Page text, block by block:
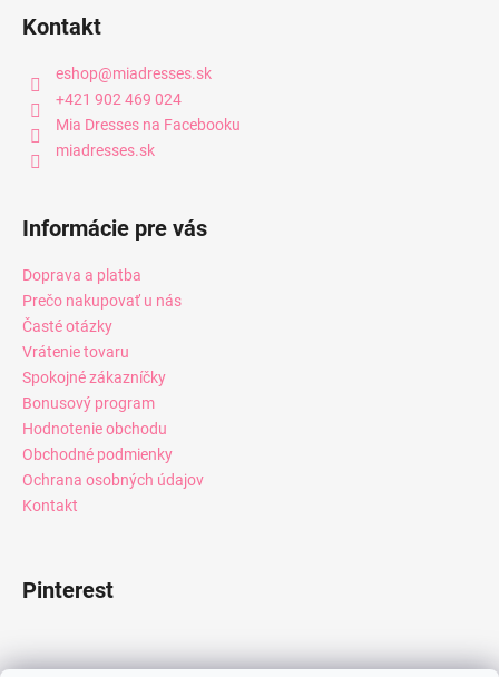
Kontakt
eshop@miadresses.sk
+421 902 469 024
Mia Dresses na Facebooku
miadresses.sk
Informácie pre vás
Doprava a platba
Prečo nakupovať u nás
Časté otázky
Vrátenie tovaru
Spokojné zákazníčky
Bonusový program
Hodnotenie obchodu
Obchodné podmienky
Ochrana osobných údajov
Kontakt
Pinterest